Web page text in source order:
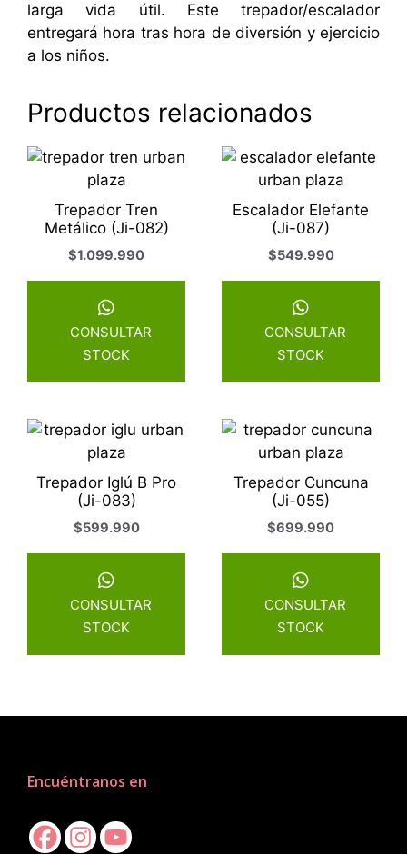
larga vida útil. Este trepador/escalador
entregará hora tras hora de diversión y ejercicio
a los niños.
Productos relacionados
Trepador Tren
Metálico (Ji-082)
$1.099.990
CONSULTAR
STOCK
Escalador Elefante
(Ji-087)
$549.990
CONSULTAR
STOCK
Trepador Iglú B Pro
(Ji-083)
$599.990
CONSULTAR
STOCK
Trepador Cuncuna
(Ji-055)
$699.990
CONSULTAR
STOCK
Encuéntranos en